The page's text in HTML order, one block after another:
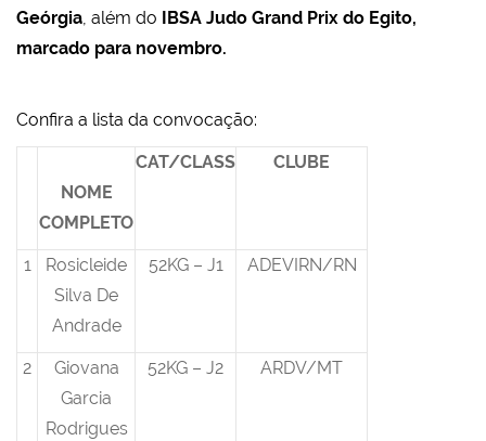
Geórgia, além do
IBSA Judo Grand Prix do Egito,
marcado para novembro.
Confira a lista da convocação:
NOME
COMPLETO
CAT/CLASS CLUBE
1
Rosicleide
Silva De
Andrade
52KG – J1 ADEVIRN/RN
2
Giovana
Garcia
Rodrigues
52KG – J2 ARDV/MT